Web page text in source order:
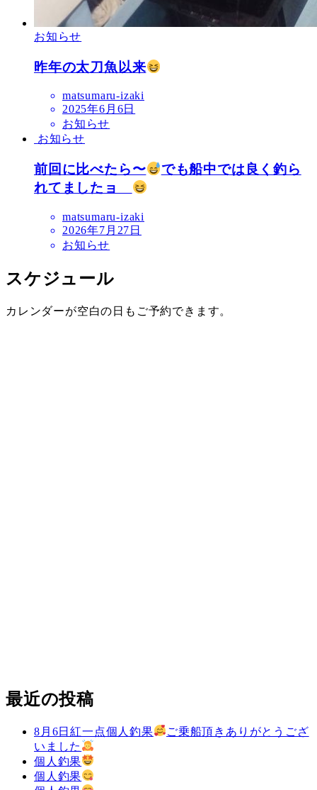
お知らせ
昨年の太刀魚以来
matsumaru-izaki
2025年6月6日
お知らせ
お知らせ
前回に比べたら〜
でも船中では良く釣ら
れてましたョ
matsumaru-izaki
2026年7月27日
お知らせ
スケジュール
カレンダーが空白の日もご予約できます。
最近の投稿
8月6日紅一点個人釣果
ご乗船頂きありがとうござ
いました
個人釣果
個人釣果